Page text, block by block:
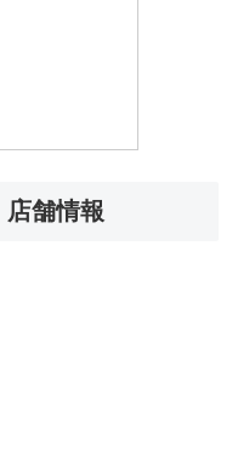
店舗情報